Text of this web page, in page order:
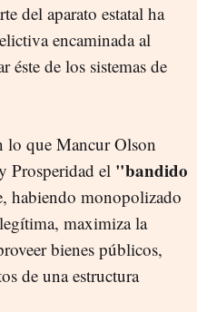
del aparato estatal ha
encaminada al
de los sistemas de
lo que Mancur Olson
Prosperidad el "bandido
habiendo monopolizado
maximiza la
bienes públicos,
de una estructura